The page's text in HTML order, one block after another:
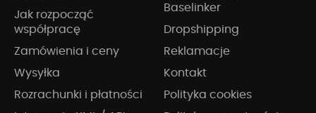
Jak rozpocząć
współpracę
Zamówienia i ceny
Wysyłka
Rozrachunki i płatności
Baselinker
Dropshipping
Reklamacje
Kontakt
Polityka cookies